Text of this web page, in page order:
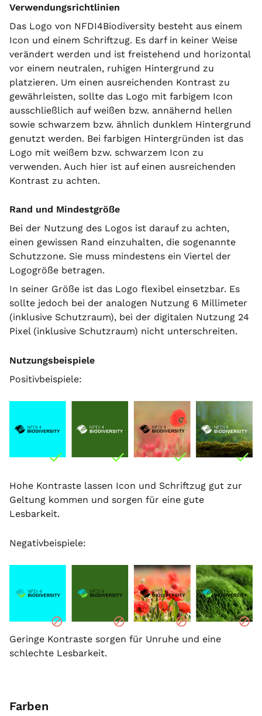
Verwendungsrichtlinien
Das Logo von NFDI4Biodiversity besteht aus einem
Icon und einem Schriftzug. Es darf in keiner Weise
verändert werden und ist freistehend und horizontal
vor einem neutralen, ruhigen Hintergrund zu
platzieren. Um einen ausreichenden Kontrast zu
gewährleisten, sollte das Logo mit farbigem Icon
ausschließlich auf weißen bzw. annähernd hellen
sowie schwarzem bzw. ähnlich dunklem Hintergrund
genutzt werden. Bei farbigen Hintergründen ist das
Logo mit weißem bzw. schwarzem Icon zu
verwenden. Auch hier ist auf einen ausreichenden
Kontrast zu achten.
Rand und Mindestgröße
Bei der Nutzung des Logos ist darauf zu achten,
einen gewissen Rand einzuhalten, die sogenannte
Schutzzone. Sie muss mindestens ein Viertel der
Logogröße betragen.
In seiner Größe ist das Logo flexibel einsetzbar. Es
sollte jedoch bei der analogen Nutzung 6 Millimeter
(inklusive Schutzraum), bei der digitalen Nutzung 24
Pixel (inklusive Schutzraum) nicht unterschreiten.
Nutzungsbeispiele
Positivbeispiele:
Hohe Kontraste lassen Icon und Schriftzug gut zur
Geltung kommen und sorgen für eine gute
Lesbarkeit.
Negativbeispiele:
Geringe Kontraste sorgen für Unruhe und eine
schlechte Lesbarkeit.
Farben